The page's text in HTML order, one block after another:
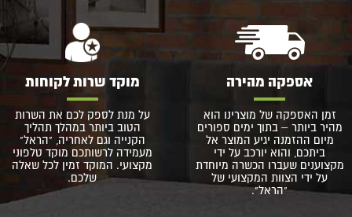
אספקה מהירה
זמן האספקה של מוצרינו הוא
מהיר ביותר – בתוך ימים ספורים
מיום ההזמנה יגיע המוצר אל
ביתכם, והוא יורכב על ידי
מקצוענים שעברו הכשרה מיוחדת
על ידי הצוות המקצועי של
"הראל".
מוקד שרות לקוחות
על מנת לספק לכם את השרות
הטוב ביותר במהלך תהליך
הקנייה וגם לאחריה, "הראל"
מעמידה לרשותכם מוקד טלפוני
מקצועי. המוקד זמין לכל שאלה
שלכם.